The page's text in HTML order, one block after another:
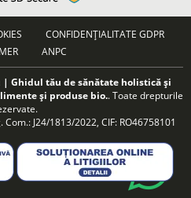
CONFIDENȚIALITATE GDPR
ANPC
| Ghidul tău de sănătate holistică și
și produse bio.. Toate drepturile
Com.: J24/1813/2022, CIF: RO46758101